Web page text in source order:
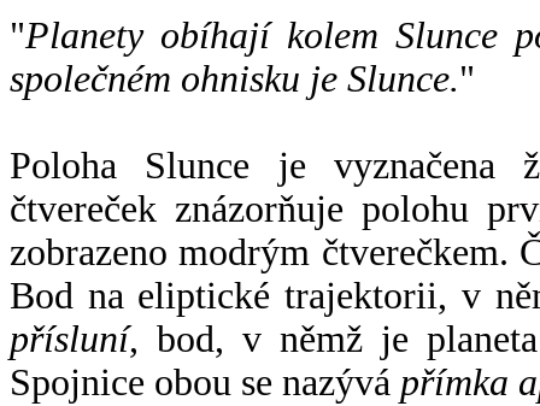
"Planety obíhají kolem Slunce
společném ohnisku je Slunce."
Poloha Slunce je vyznačena
čtvereček znázorňuje polohu
zobrazeno modrým čtverečkem.
Bod na eliptické trajektorii, v
přísluní, bod, v němž je
Spojnice obou se nazývá přímka